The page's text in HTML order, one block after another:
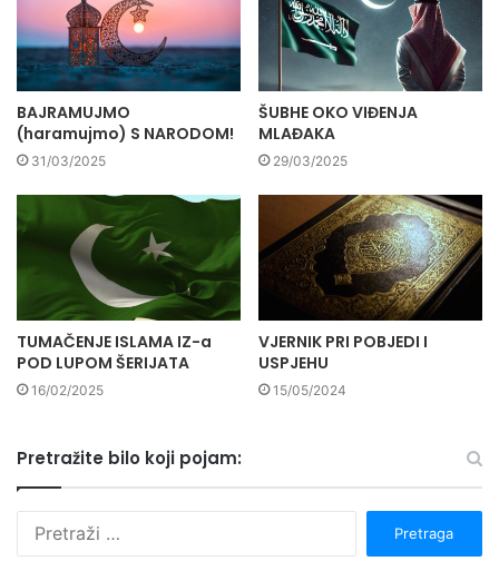
BAJRAMUJMO
(haramujmo) S NARODOM!
31/03/2025
ŠUBHE OKO VIĐENJA
MLAĐAKA
29/03/2025
TUMAČENJE ISLAMA IZ-a
POD LUPOM ŠERIJATA
16/02/2025
VJERNIK PRI POBJEDI I
USPJEHU
15/05/2024
Pretražite bilo koji pojam: